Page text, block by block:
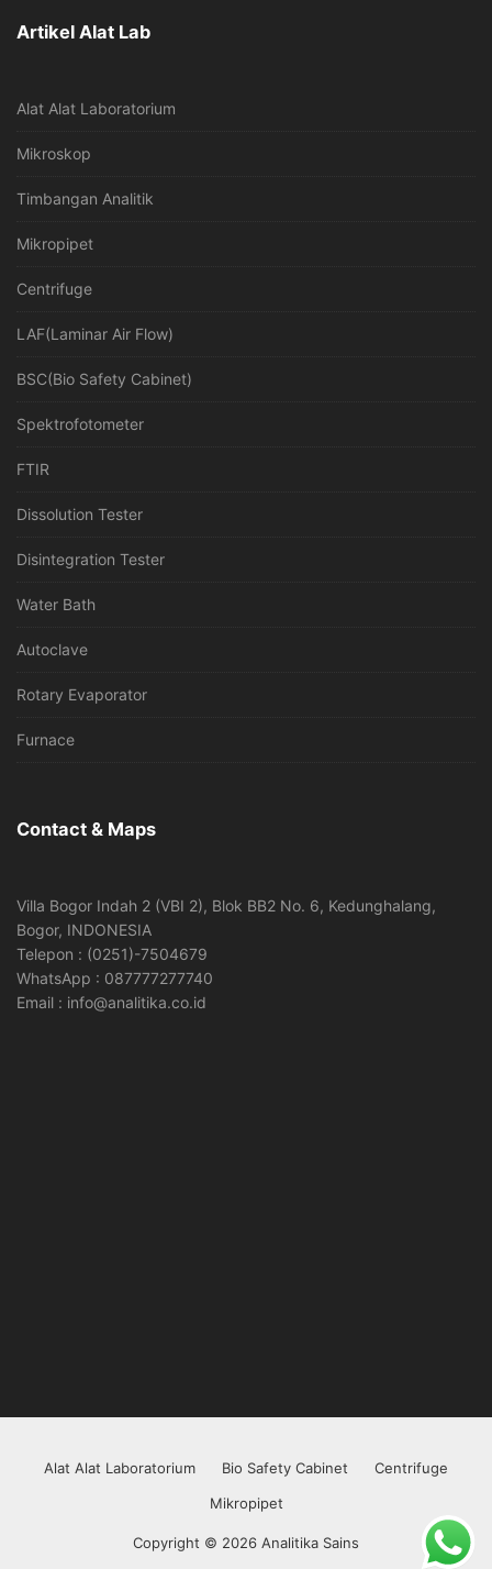
Artikel Alat Lab
Alat Alat Laboratorium
Mikroskop
Timbangan Analitik
Mikropipet
Centrifuge
LAF(Laminar Air Flow)
BSC(Bio Safety Cabinet)
Spektrofotometer
FTIR
Dissolution Tester
Disintegration Tester
Water Bath
Autoclave
Rotary Evaporator
Furnace
Contact & Maps
Villa Bogor Indah 2 (VBI 2), Blok BB2 No. 6, Kedunghalang,
Bogor, INDONESIA
Telepon : (0251)-7504679
WhatsApp : 087777277740
Email : info@analitika.co.id
Alat Alat Laboratorium Bio Safety Cabinet
Centrifuge
Mikropipet
Copyright © 2026 Analitika Sains